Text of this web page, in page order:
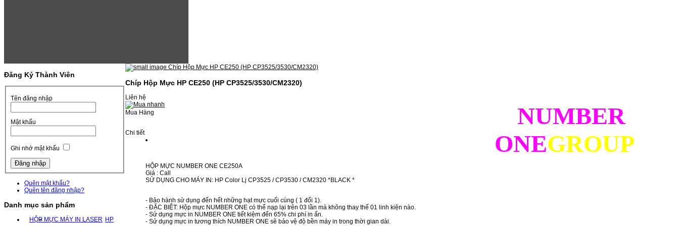
Đăng Ký Thành Viên
Tên đăng nhập
Mật khẩu
Ghi nhớ mật khẩu
Quên mật khẩu?
Quên tên đăng nhập?
Danh mục sản phẩm
HỘP MỰC MÁY IN LASER HP
Chíp Hộp Mực HP CE250 (HP CP3525/3530/CM2320)
Liên hệ
Mua Hàng
Chi tiết
HỘP MỰC NUMBER ONE CE250A
Giá : Call
SỬ DỤNG CHO MÁY IN: HP Color Lj CP3525 / CP3530 / CM2320 *BLACK *
- Bảo hành sử dụng đến hết những hạt mực cuối cùng ( 1 đổi 1).
- ĐẶC BIỆT: Hộp mực NUMBER ONE có thể nạp lại trên 03 lần mà không thay thế 01 linh kiện nào.
- Sử dụng mực in NUMBER ONE tiết kiệm đến 65% chi phí in ấn.
- Sử dụng mực in tương thích NUMBER ONE sẽ bảo vệ độ bền máy in trong thời gian dài.
NUMBER
ONEGROUP